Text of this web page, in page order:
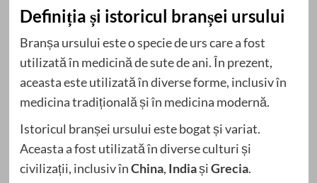
Definiția și istoricul branșei ursului
Branșa ursului este o specie de urs care a fost
utilizată în medicină de sute de ani. În prezent,
aceasta este utilizată în diverse forme, inclusiv în
medicina tradițională și în medicina modernă.
Istoricul branșei ursului este bogat și variat.
Aceasta a fost utilizată în diverse culturi și
civilizații, inclusiv înChina, IndiașiGrecia.